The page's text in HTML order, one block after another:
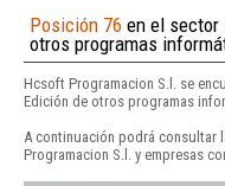
Posición 76 en el sector
otros programas
Hcsoft Programacion S.l. se
Edición de otros programas
A continuación podrá consultar
Programacion S.l. y empresas